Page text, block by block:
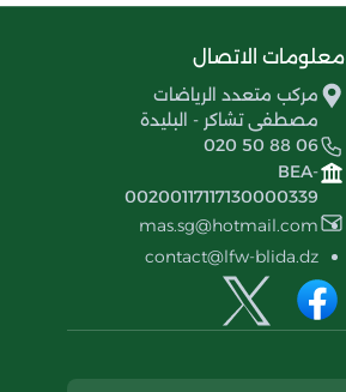
معلومات الاتصال
مركب متعدد الرياضات
مصطفى تشاكر - البليدة
020 50 88 06
BEA-
00200117117130000339
mas.sg@hotmail.com
contact@lfw-blida.dz